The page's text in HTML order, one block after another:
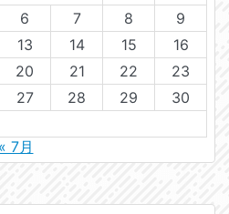
6 7 8
9
13 14 15
16
20 21 22
23
27 28 29
30
« 7月